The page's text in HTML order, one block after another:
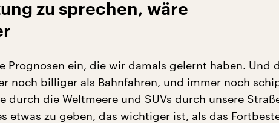
zu sprechen, wäre
Prognosen ein, die wir damals gelernt haben. Und
noch billiger als Bahnfahren, und immer noch
durch die Weltmeere und SUVs durch unsere
etwas zu geben, das wichtiger ist, als das